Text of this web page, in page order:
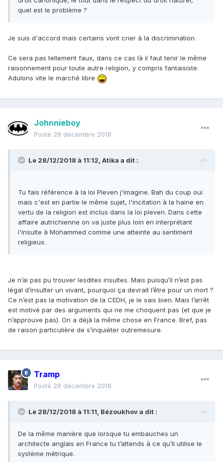
quel est le problème ?
Je suis d'accord mais certains vont crier à la discrimination.
Ce sera pas tellement faux, dans ce cas là il faut tenir le même
raisonnement pour toute autre religion, y compris fantaisiste.
Adulons vite le marché libre
Johnnieboy
Posté 28 décembre 2018
Le 28/12/2018 à 11:12, Atika a dit :
Tu fais référence à la loi Pleven j'imagine. Bah du coup oui
mais c'est en partie le même sujet, l'incitation à la haine en
vertu de la religion est inclus dans la loi pleven. Dans cette
affaire autrichienne on va juste plus loin en interprétant
l'insulte à Mohammed comme une atteinte au sentiment
religieux.
Je n’ai pas pu trouver lesdites insultes. Mais puisqu’il n’est pas
légal d’insulter un vivant, pourquoi ça devrait l’être pour un mort ?
Ce n’est pas la motivation de la CEDH, je le sais bien. Mais l’arrêt
est motivé par des arguments qui ne me choquent pas (et que je
n’approuve pas). On a déjà la même chose en France. Bref, pas
de raison particulière de s’inquiéter outremesure.
Tramp
Posté 28 décembre 2018
Le 28/12/2018 à 11:11, Bézoukhova dit :
De la même manière que lorsque tu embauches un
architecte anglais en France tu t’attends à ce qu’il utilise le
système métrique.